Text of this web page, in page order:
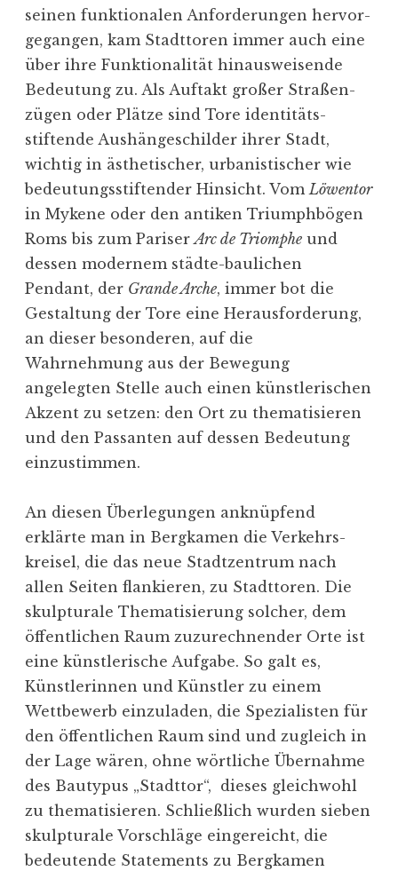
seinen funktio­nalen Anfor­de­rungen hervor­
ge­gangen, kam Stadt­toren immer auch eine
über ihre Funktio­na­lität hinaus­wei­sende
Bedeutung zu. Als Auftakt großer Straßen­
zügen oder Plätze sind Tore identitäts-
stiftende Aushän­ge­schilder ihrer Stadt,
wichtig in ästhe­ti­scher, urbanis­ti­scher wie
bedeu­tungs­stif­tender Hinsicht. Vom Löwentor
in Mykene oder den antiken Triumph­bögen
Roms bis zum PariserArc de Triomphe und
dessen modernem städte-baulichen
Pendant, der Grande Arche, immer bot die
Gestaltung der Tore eine Heraus­for­derung,
an dieser beson­deren, auf die
Wahrnehmung aus der Bewegung
angelegten Stelle auch einen künst­le­ri­schen
Akzent zu setzen: den Ort zu thema­ti­sieren
und den Passanten auf dessen Bedeutung
einzustimmen.
An diesen Überle­gungen anknüpfend
erklärte man in Bergkamen die Verkehrs­
kreisel, die das neue Stadt­zentrum nach
allen Seiten flankieren, zu Stadt­toren. Die
skulp­turale Thema­ti­sierung solcher, dem
öffent­lichen Raum zuzurech­nender Orte ist
eine künst­le­rische Aufgabe. So galt es,
Künst­le­rinnen und Künstler zu einem
Wettbewerb einzu­laden, die Spezia­listen für
den öffent­lichen Raum sind und zugleich in
der Lage wären, ohne wörtliche Übernahme
des Bautypus „Stadttor“, dieses gleichwohl
zu thema­ti­sieren. Schließlich wurden sieben
skulp­turale Vorschläge einge­reicht, die
bedeu­tende State­ments zu Bergkamen